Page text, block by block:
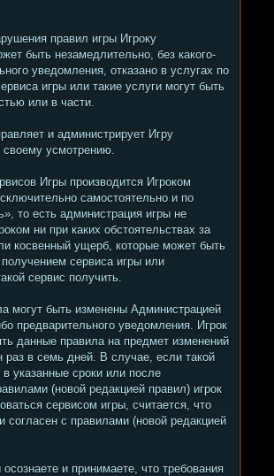
правил игры Игроку
быть незамедлительно, без какого-
уведомления, отказано в услугах по
игры или такие услуги могут быть
или в части.
и администрирует Игру
своему усмотрению.
Игры производится Игроком
самостоятельно и по
то есть администрация игры не
ни при каких обстоятельствах за
косвенный ущерб, которые может быть
получением сервиса игры или
сервис получить.
могут быть изменены Администрацией
предварительного уведомления. Игрок
данные правила на предмет изменений
раз в семь дней. В случае, если такой
в указанные сроки или после
(новой редакцией правил) игрок
сервисом игры, считается, что
согласен с правилами (новой редакцией
и принимаете, что требования